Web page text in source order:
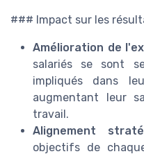
### Impact sur les
Amélioration de
salariés se sont
impliqués dans
augmentant leur
travail.
Alignement
objectifs de